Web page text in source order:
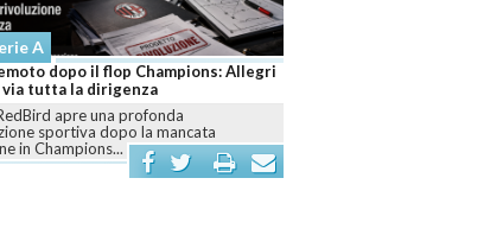
Altri Sport
Sinner e Darderi fanno impazzire Roma: due
azzurri sognano il titolo
ROMA -Agli Internazionali d’Italia il numero uno
domina il derby con Pellegrino, mentre Darderi
firma...